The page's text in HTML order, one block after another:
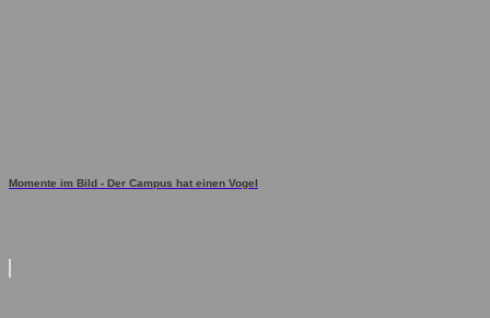
Momente im Bild - Der Campus hat einen Vogel